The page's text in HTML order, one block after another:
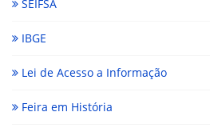
SEIFSA
IBGE
Lei de Acesso a Informação
Feira em História